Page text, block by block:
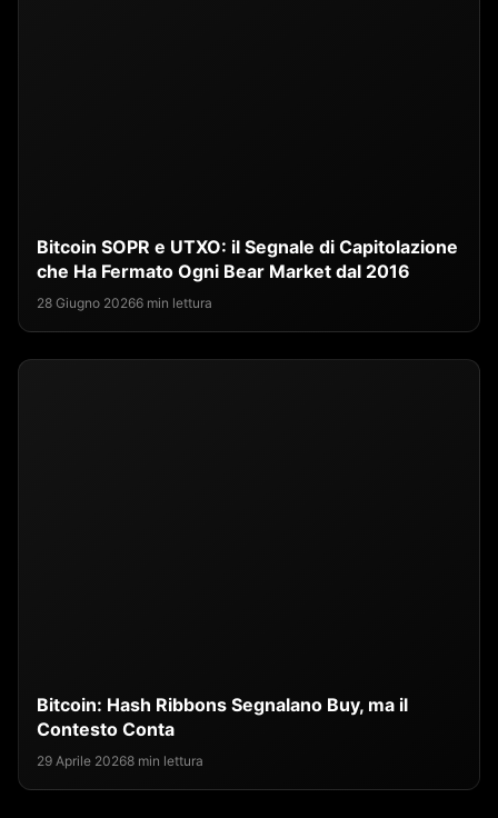
Bitcoin SOPR e UTXO: il Segnale di Capitolazione
che Ha Fermato Ogni Bear Market dal 2016
28 Giugno 20266 min lettura
Bitcoin: Hash Ribbons Segnalano Buy, ma il
Contesto Conta
29 Aprile 20268 min lettura